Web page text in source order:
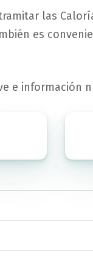
las
es
e información